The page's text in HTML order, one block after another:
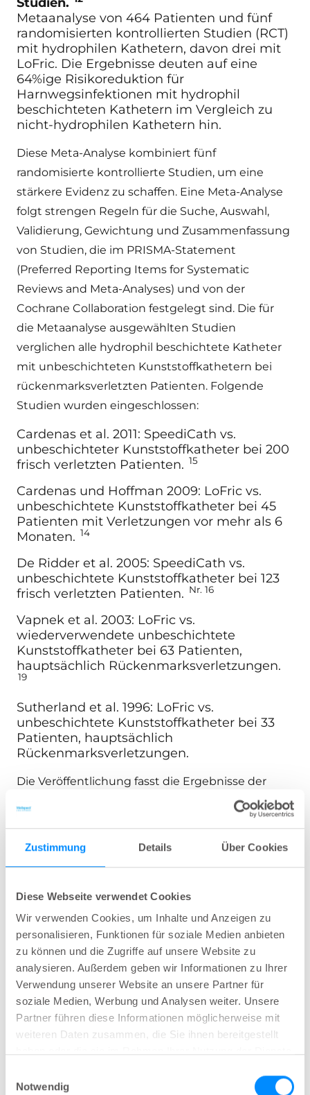
Zustimmung Details Über Cookies
Diese Webseite verwendet Cookies
Wir verwenden Cookies, um Inhalte und Anzeigen zu
personalisieren, Funktionen für soziale Medien anbieten
zu können und die Zugriffe auf unsere Website zu
analysieren. Außerdem geben wir Informationen zu Ihrer
Verwendung unserer Website an unsere Partner für
soziale Medien, Werbung und Analysen weiter. Unsere
Partner führen diese Informationen möglicherweise mit
weiteren Daten zusammen, die Sie ihnen bereitgestellt
Notwendig
Metaanalyse von 464 Patienten und fünf
randomisierten kontrollierten Studien (RCT)
mit hydrophilen Kathetern, davon drei mit
LoFric. Die Ergebnisse deuten auf eine
64%ige Risikoreduktion für
Harnwegsinfektionen mit hydrophil
beschichteten Kathetern im Vergleich zu
nicht-hydrophilen Kathetern hin.
Diese Meta-Analyse kombiniert fünf
randomisierte kontrollierte Studien, um eine
stärkere Evidenz zu schaffen. Eine Meta-Analyse
folgt strengen Regeln für die Suche, Auswahl,
Validierung, Gewichtung und Zusammenfassung
von Studien, die im PRISMA-Statement
(Preferred Reporting Items for Systematic
Reviews and Meta-Analyses) und von der
Cochrane Collaboration festgelegt sind. Die für
die Metaanalyse ausgewählten Studien
verglichen alle hydrophil beschichtete Katheter
mit unbeschichteten Kunststoffkathetern bei
rückenmarksverletzten Patienten. Folgende
Studien wurden eingeschlossen:
Cardenas et al. 2011: SpeediCath vs.
unbeschichteter Kunststoffkatheter bei 200
frisch verletzten Patienten. 15
Cardenas und Hoffman 2009: LoFric vs.
unbeschichtete Kunststoffkatheter bei 45
Patienten mit Verletzungen vor mehr als 6
Monaten. 14
De Ridder et al. 2005: SpeediCath vs.
unbeschichtete Kunststoffkatheter bei 123
frisch verletzten Patienten. Nr. 16
Vapnek et al. 2003: LoFric vs.
wiederverwendete unbeschichtete
Kunststoffkatheter bei 63 Patienten,
hauptsächlich Rückenmarksverletzungen.
19
Sutherland et al. 1996: LoFric vs.
unbeschichtete Kunststoffkatheter bei 33
Patienten, hauptsächlich
Rückenmarksverletzungen.
Die Veröffentlichung fasst die Ergebnisse der
Studien zusammen und kommt zu dem Schluss,
dass die Inzidenz von Harnwegsinfektionen bei
49,6 % bei Patienten lag, die hydrophile Katheter
Ergebnisse für Hämaturie betrugen 45,7 %
(hydrophil) und 55,0 % (nicht-hydrophil), aber für
diesen Vergleich konnten nur vier Studien
verwendet werden. Die Ergebnisse werden als
"Odds Ratio" und/oder "Odds" ausgedrückt, was
eine Art Annäherung an das Risiko darstellt. Die
Odds Ratio für Harnwegsinfektionen und
Hämaturie nahm bei Patienten mit hydrophilen
Kathetern wie folgt ab:
Harnwegsinfektion: 0,36; 95%-KI 24-54%